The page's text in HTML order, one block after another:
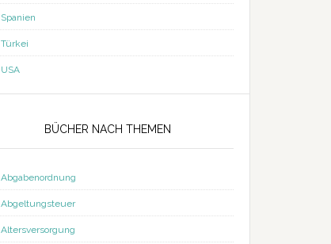
Spanien
Türkei
USA
BÜCHER NACH THEMEN
Abgabenordnung
Abgeltungsteuer
Altersversorgung